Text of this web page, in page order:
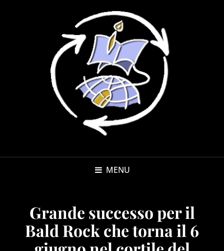
MENU
Grande successo per il
Bald Rock che torna il 6